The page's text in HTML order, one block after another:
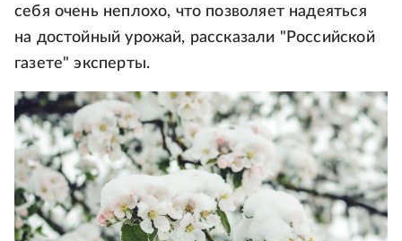
себя очень неплохо, что позволяет надеяться
на достойный урожай, рассказали "Российской
газете" эксперты.